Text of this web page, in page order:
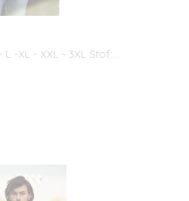
-XL - XXL - 3XL Stof:…